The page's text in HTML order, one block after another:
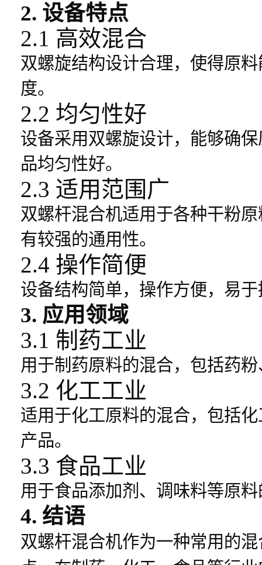
2. 设备特点
2.1 高效混合
双螺旋结构设计合理，使得原
度。
2.2 均匀性好
设备采用双螺旋设计，能够确
品均匀性好。
2.3 适用范围广
双螺杆混合机适用于各种干粉
有较强的通用性。
2.4 操作简便
设备结构简单，操作方便，易
3. 应用领域
3.1 制药工业
用于制药原料的混合，包括药
3.2 化工工业
适用于化工原料的混合，包括
产品。
3.3 食品工业
用于食品添加剂、调味料等原
4. 结语
双螺杆混合机作为一种常用的